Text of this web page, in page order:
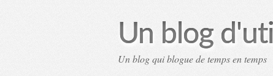
Un blog
Un blog qui blogue de temps en temps